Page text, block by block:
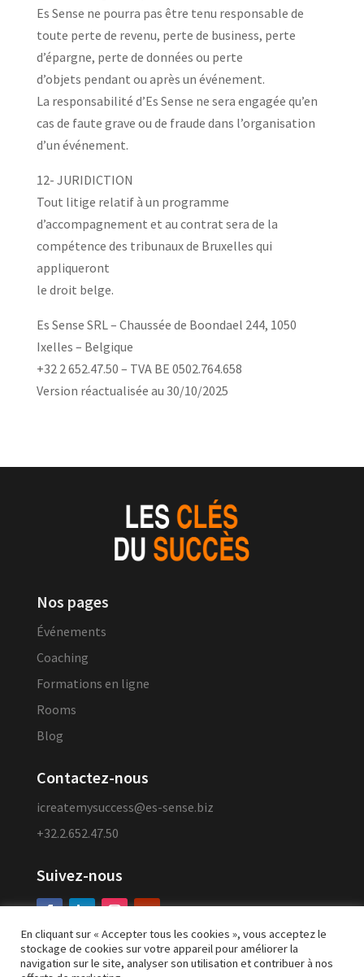
Es Sense ne pourra pas être tenu responsable de
toute perte de revenu, perte de business, perte
d’épargne, perte de données ou perte
d’objets pendant ou après un événement.
La responsabilité d’Es Sense ne sera engagée qu’en
cas de faute grave ou de fraude dans l’organisation
d’un événement.
12- JURIDICTION
Tout litige relatif à un programme
d’accompagnement et au contrat sera de la
compétence des tribunaux de Bruxelles qui
appliqueront
le droit belge.
Es Sense SRL – Chaussée de Boondael 244, 1050
Ixelles – Belgique
+32 2 652.47.50 – TVA BE 0502.764.658
Version réactualisée au 30/10/2025
Nos pages
Événements
Coaching
Formations en ligne
Rooms
Blog
Contactez-nous
icreatemysuccess@es-sense.biz
+32.2.652.47.50
Suivez-nous
En cliquant sur « Accepter tous les cookies », vous acceptez le
stockage de cookies sur votre appareil pour améliorer la
navigation sur le site, analyser son utilisation et contribuer à nos